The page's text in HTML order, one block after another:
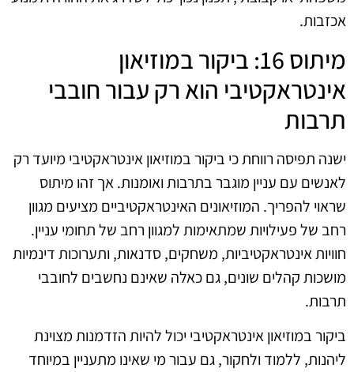
אכזבות.
מיתוס 16: ביקור במוזיאון
אינטראקטיבי הוא רק עבור חובבי
תרבות
ישנה תפיסה רווחת כי ביקור במוזיאון אינטראקטיבי מיועד רק
לאנשים עם עניין מוגבר בתרבות ואומנות. אך זהו מיתוס
שראוי להפריך. המוזיאונים האינטראקטיביים מציעים מגוון
רחב של פעילויות שמתאימות למגוון רחב של תחומי עניין.
חוויות אינטראקטיביות, משחקים, סדנאות, ותערוכות דינמיות
מושכות קהלים שונים, גם כאלה שאינם נחשבים לחובבי
תרבות.
ביקור במוזיאון אינטראקטיבי יכול להיות הזדמנות מצוינת
ליהנות, ללמוד ולחקור, גם עבור מי שאינו מתעניין במיוחד